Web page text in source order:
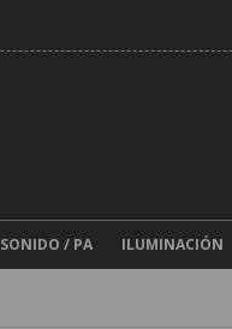
SONIDO / PA ILUMINACIÓN